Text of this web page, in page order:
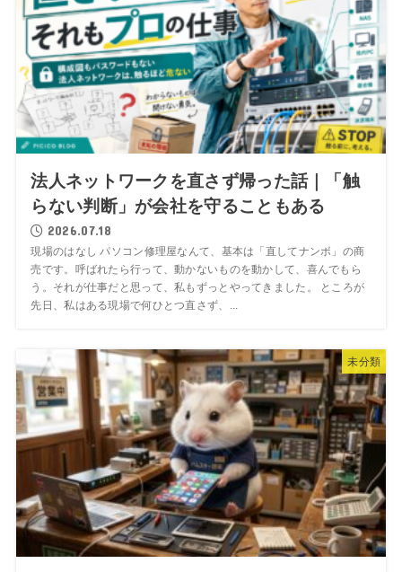
法人ネットワークを直さず帰った話｜「触
らない判断」が会社を守ることもある
2026.07.18
現場のはなし パソコン修理屋なんて、基本は「直してナンボ」の商
売です。呼ばれたら行って、動かないものを動かして、喜んでもら
う。それが仕事だと思って、私もずっとやってきました。 ところが
先日、私はある現場で何ひとつ直さず、...
未分類